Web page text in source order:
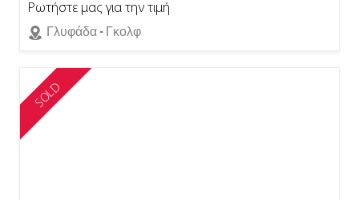
Ρωτήστε μας για την τιμή
Γλυφάδα - Γκολφ
SOLD